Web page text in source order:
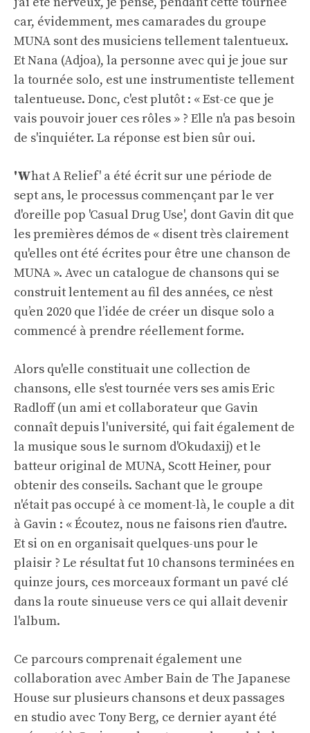
car, évidemment, mes camarades du groupe
MUNA sont des musiciens tellement talentueux.
Et Nana (Adjoa), la personne avec qui je joue sur
la tournée solo, est une instrumentiste tellement
talentueuse. Donc, c'est plutôt : « Est-ce que je
vais pouvoir jouer ces rôles » ? Elle n'a pas besoin
de s'inquiéter. La réponse est bien sûr oui.
'What A Relief' a été écrit sur une période de
sept ans, le processus commençant par le ver
d'oreille pop 'Casual Drug Use', dont Gavin dit que
les premières démos de « disent très clairement
qu'elles ont été écrites pour être une chanson de
MUNA ». Avec un catalogue de chansons qui se
construit lentement au fil des années, ce n’est
qu’en 2020 que l’idée de créer un disque solo a
commencé à prendre réellement forme.
Alors qu'elle constituait une collection de
chansons, elle s'est tournée vers ses amis Eric
Radloff (un ami et collaborateur que Gavin
connaît depuis l'université, qui fait également de
la musique sous le surnom d'Okudaxij) et le
batteur original de MUNA, Scott Heiner, pour
obtenir des conseils. Sachant que le groupe
n'était pas occupé à ce moment-là, le couple a dit
à Gavin : « Écoutez, nous ne faisons rien d'autre.
Et si on en organisait quelques-uns pour le
plaisir ? Le résultat fut 10 chansons terminées en
quinze jours, ces morceaux formant un pavé clé
dans la route sinueuse vers ce qui allait devenir
l'album.
Ce parcours comprenait également une
collaboration avec Amber Bain de The Japanese
House sur plusieurs chansons et deux passages
en studio avec Tony Berg, ce dernier ayant été